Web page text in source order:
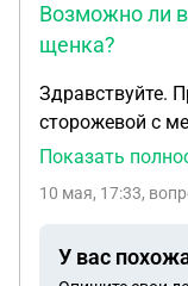
Возможно ли
щенка?
Здравствуйте.
сторожевой с
разведение". С
собака
видео у щенка проводили тесты на звук, на резкие
Показать
10 мая, 17:33,
У вас